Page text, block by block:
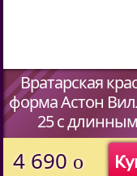
Вратарская
форма Астон
25 c
рукавами
4 690 o